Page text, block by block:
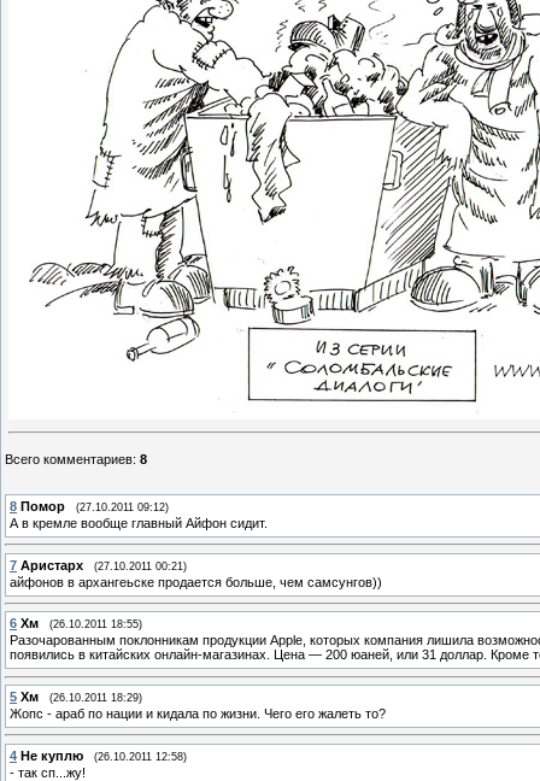
Всего комментариев: 8
8 Помор (27.10.2011 09:12)
А в кремле вообще главный Айфон сидит.
7 Аристарх (27.10.2011 00:21)
айфонов в архангеьске продается больше, чем самсунгов))
6 Хм (26.10.2011 18:55)
Разочарованным поклонникам продукции Apple, которых компания лишила
появились в китайских онлайн-магазинах. Цена — 200 юаней, или 31 доллар. Кроме
5 Хм (26.10.2011 18:29)
Жопс - араб по нации и кидала по жизни. Чего его жалеть то?
4 Не куплю (26.10.2011 12:58)
- так сп...жу!